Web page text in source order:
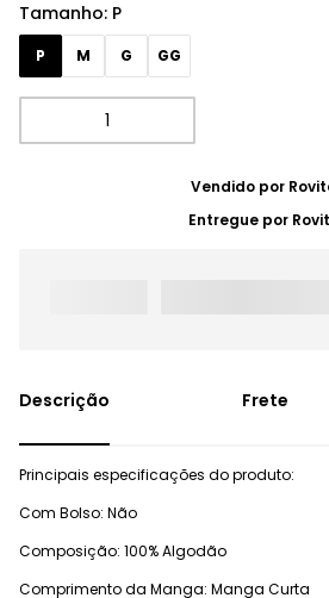
Tamanho: P
P M G GG
Vendido por
Entregue por
Frete
Principais especificações do produto:
Com Bolso: Não
Composição: 100% Algodão
Comprimento da Manga: Manga Curta